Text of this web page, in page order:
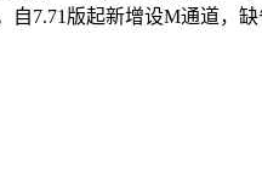
7.71版起新增设M通道，